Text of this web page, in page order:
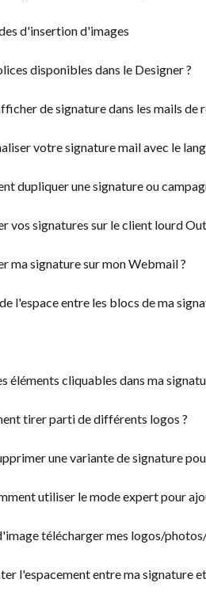
d'insertion d'images
disponibles dans le Designer ?
de signature dans les mails de
votre signature mail avec le
dupliquer une signature ou
vos signatures sur le client lourd
ma signature sur mon Webmail ?
l'espace entre les blocs de ma
éléments cliquables dans ma
tirer parti de différents logos ?
une variante de signature
utiliser le mode expert pour
télécharger mes logos/
l'espacement entre ma signature